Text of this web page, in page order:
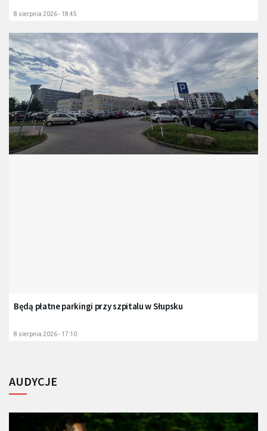
8 sierpnia 2026 - 18:45
Będą płatne parkingi przy szpitalu w Słupsku
8 sierpnia 2026 - 17:10
AUDYCJE